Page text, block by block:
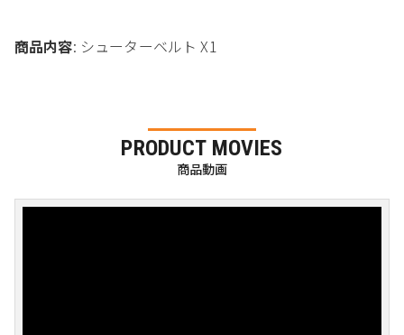
商品内容: シューターベルト X1
PRODUCT MOVIES
商品動画